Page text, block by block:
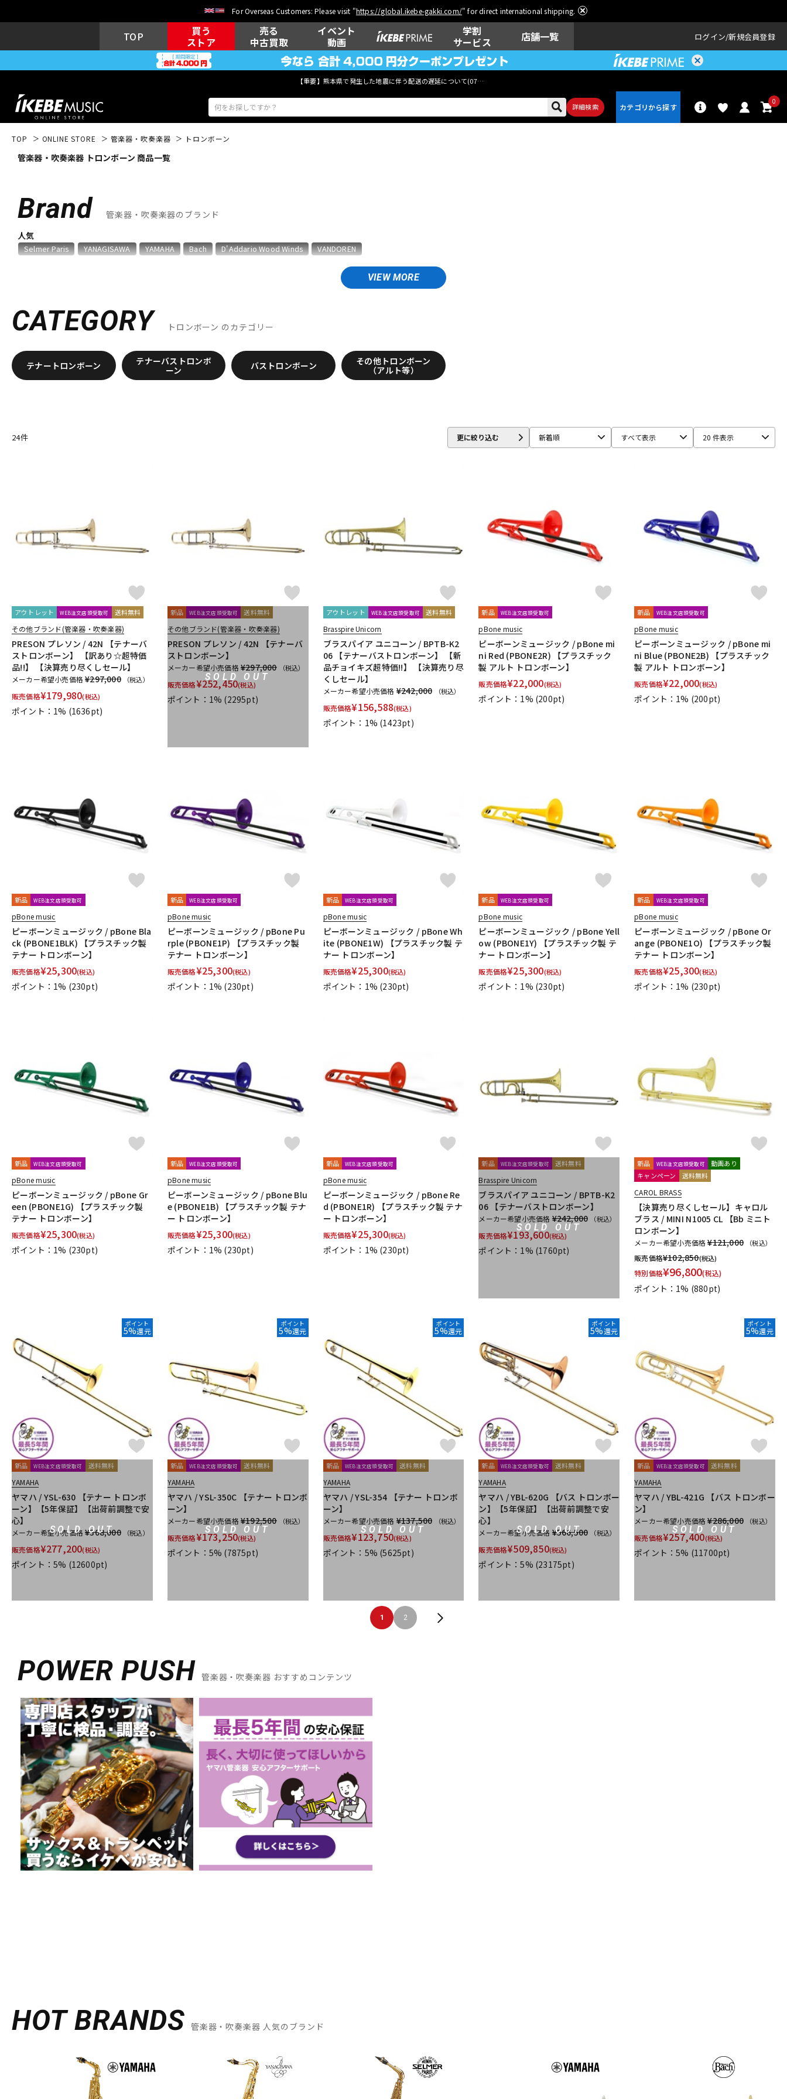
For Overseas Customers: Please visit "https://global.ikebe-gakki.com/" for direct international shipping.
TOP
買う
ストア
売る
中古買取
イベント
動画
学割
サービス
店舗一覧 ログイン 新規会員登録
【重要】熊本県で発生した地震に伴う配送の遅延について(07月29日
詳細検索
0
エレキギター
キーボード 電子ピアノ
DTM オンラ
イン納品
レコーディン
グ機器
中古 ヴィンテージ
TOP ONLINE STORE 管楽器・吹奏楽器 トロンボーン
管楽器・吹奏楽器 トロンボーン 商品一覧
Brand 管楽器・吹奏楽器のブランド
VIEW MORE
人気
Selmer Paris YANAGISAWA YAMAHA Bach D'Addario Wood Winds VANDOREN
Anfree Antigua Antoine Courtois
Brancher
Brand Brass Lab.MOMO Brasspire Unicorn
C.C.シャイニーケース C.G.CONN Cadeson Cannonball CAROL BRASS Charles Davis Chateau ChopSaver
Dave Guardala
Denis Wick DRAKE EASTMAN EDDIE DANIELS EMO FAT CAT FAXX Feadog FIBRACELL
GALAX
Galeon GARD BAGS Getzen Giardinelli GL CASES GLOBAL Gonzalez Gottsu GR
JM Lubricants Jo-Ral JUPITER K&M KELLY KEY LEAVES KGU brass
Kikutani
Killarney Whistle
Paul Mauriat
POWERbreathe
PROTEC
R-S
REED GEEK ROCHE-THOMAS Rondino ROUSSEAU Schilke
Selmer Paris
TAHORNG THE WALLACE COLLECTION TORAYSEE
UNISON
unknown UPMUTE VACCHIANO VANDOREN VIVACE waltons Warburton Winds Score Wood Stone XO YAMAHA YUPON Zac
他
アケタオカリーナ アレキサンダー（リード） ウインドブロスオリジナル オオサワオカリナ オオハシ すいとる君 その他メーカー ツルピカ君 ハリソン ライツ
レジェール
日本娯楽
ARTinoise Intercept Technology Kerry Whistle GAT Custom Brass TK Melody HINO Klang MG Leather Work ELISE PARAFIT Hollywood Winds
MALTA
CG Mouthpiece
PATRICK Frate Precision Shastock BORGANI New York Stage 1 Brass Gear Syos
CATEGORY トロンボーン のカテゴリー
テナートロンボーン
テナーバストロンボ
ーン
バストロンボーン
その他トロンボーン
（アルト等）
24件 更に絞り込む 新着順 すべて表示 20 件表示
アウトレット WEB注文店頭受取可 送料無料
その他ブランド(管楽器・吹奏楽器)
PRESON プレソン / 42N 【テナーバ
ストロンボーン】 【訳あり☆超特価
品!!】 【決算売り尽くしセール】
メーカー希望小売価格¥297,000 （税込）
販売価格¥179,980(税込)
ポイント：1% (1636pt)
SOLD OUT
新品 WEB注文店頭受取可 送料無料
その他ブランド(管楽器・吹奏楽器)
PRESON プレソン / 42N 【テナーバ
ストロンボーン】
メーカー希望小売価格 ¥297,000 （税込）
販売価格¥252,450(税込)
ポイント：1% (2295pt)
アウトレット WEB注文店頭受取可 送料無料
Brasspire Unicorn
ブラスパイア ユニコーン / BPTB-K2
06 【テナーバストロンボーン】 【新
品チョイキズ超特価!!】 【決算売り尽
くしセール】
メーカー希望小売価格 ¥242,000 （税込）
販売価格¥156,588(税込)
ポイント：1% (1423pt)
新品 WEB注文店頭受取可
pBone music
ピーボーンミュージック / pBone mi
ni Red (PBONE2R) 【プラスチック
製 アルト トロンボーン】
販売価格¥22,000(税込)
ポイント：1% (200pt)
新品 WEB注文店頭受取可
pBone music
ピーボーンミュージック / pBone mi
ni Blue (PBONE2B) 【プラスチック
製 アルト トロンボーン】
販売価格¥22,000(税込)
ポイント：1% (200pt)
新品 WEB注文店頭受取可
pBone music
ピーボーンミュージック / pBone Bla
ck (PBONE1BLK) 【プラスチック製
テナー トロンボーン】
販売価格¥25,300(税込)
ポイント：1% (230pt)
新品 WEB注文店頭受取可
pBone music
ピーボーンミュージック / pBone Pu
rple (PBONE1P) 【プラスチック製
テナー トロンボーン】
販売価格¥25,300(税込)
ポイント：1% (230pt)
新品 WEB注文店頭受取可
pBone music
ピーボーンミュージック / pBone Wh
ite (PBONE1W) 【プラスチック製 テ
ナー トロンボーン】
販売価格¥25,300(税込)
ポイント：1% (230pt)
新品 WEB注文店頭受取可
pBone music
ピーボーンミュージック / pBone Yell
ow (PBONE1Y) 【プラスチック製 テ
ナー トロンボーン】
販売価格¥25,300(税込)
ポイント：1% (230pt)
新品 WEB注文店頭受取可
pBone music
ピーボーンミュージック / pBone Or
ange (PBONE1O) 【プラスチック製
テナー トロンボーン】
販売価格¥25,300(税込)
ポイント：1% (230pt)
新品 WEB注文店頭受取可
pBone music
ピーボーンミュージック / pBone Gr
een (PBONE1G) 【プラスチック製
テナー トロンボーン】
販売価格¥25,300(税込)
ポイント：1% (230pt)
新品 WEB注文店頭受取可
pBone music
ピーボーンミュージック / pBone Blu
e (PBONE1B) 【プラスチック製 テナ
ー トロンボーン】
販売価格¥25,300(税込)
ポイント：1% (230pt)
新品 WEB注文店頭受取可
pBone music
ピーボーンミュージック / pBone Re
d (PBONE1R) 【プラスチック製 テナ
ー トロンボーン】
販売価格¥25,300(税込)
ポイント：1% (230pt)
SOLD OUT
新品 WEB注文店頭受取可 送料無料
Brasspire Unicorn
ブラスパイア ユニコーン / BPTB-K2
06 【テナーバストロンボーン】
メーカー希望小売価格 ¥242,000 （税込）
販売価格¥193,600(税込)
ポイント：1% (1760pt)
新品 WEB注文店頭受取可
動画あり
キャンペーン
送料無料
CAROL BRASS
【決算売り尽くしセール】キャロル
ブラス / MINI N1005 CL 【Bb ミニト
ロンボーン】
メーカー希望小売価格¥121,000 （税込）
販売価格¥102,850(税込)
特別価格¥96,800(税込)
ポイント：1% (880pt)
SOLD OUT
ポイント
5%還元
新品 WEB注文店頭受取可 送料無料
YAMAHA
ヤマハ / YSL-630 【テナー トロンボ
ーン】【5年保証】【出荷前調整で安
心】
メーカー希望小売価格 ¥308,000 （税込）
販売価格¥277,200(税込)
ポイント：5% (12600pt)
SOLD OUT
ポイント
5%還元
新品 WEB注文店頭受取可 送料無料
YAMAHA
ヤマハ / YSL-350C 【テナー トロンボ
ーン】
メーカー希望小売価格 ¥192,500 （税込）
販売価格¥173,250(税込)
ポイント：5% (7875pt)
SOLD OUT
ポイント
5%還元
新品 WEB注文店頭受取可 送料無料
YAMAHA
ヤマハ / YSL-354 【テナー トロンボ
ーン】
メーカー希望小売価格 ¥137,500 （税込）
販売価格¥123,750(税込)
ポイント：5% (5625pt)
SOLD OUT
ポイント
5%還元
新品 WEB注文店頭受取可 送料無料
YAMAHA
ヤマハ / YBL-620G 【バス トロンボー
ン】【5年保証】【出荷前調整で安
心】
メーカー希望小売価格 ¥566,500 （税込）
販売価格¥509,850(税込)
ポイント：5% (23175pt)
SOLD OUT
ポイント
5%還元
新品 WEB注文店頭受取可 送料無料
YAMAHA
ヤマハ / YBL-421G 【バス トロンボー
ン】
メーカー希望小売価格 ¥286,000 （税込）
販売価格¥257,400(税込)
ポイント：5% (11700pt)
1 2
POWER PUSH 管楽器・吹奏楽器 おすすめコンテンツ
HOT BRANDS 管楽器・吹奏楽器 人気のブランド